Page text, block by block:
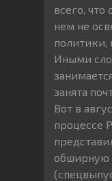
всего, что
нем не
политики,
Иными
занята
Вот в
процессе
обширную